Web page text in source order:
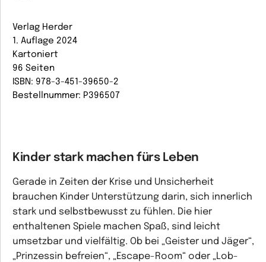
Verlag Herder
1. Auflage 2024
Kartoniert
96 Seiten
ISBN: 978-3-451-39650-2
Bestellnummer: P396507
Kinder stark machen fürs Leben
Gerade in Zeiten der Krise und Unsicherheit
brauchen Kinder Unterstützung darin, sich innerlich
stark und selbstbewusst zu fühlen. Die hier
enthaltenen Spiele machen Spaß, sind leicht
umsetzbar und vielfältig. Ob bei „Geister und Jäger“,
„Prinzessin befreien“, „Escape-Room“ oder „Lob-